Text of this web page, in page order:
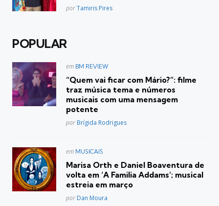
Posted
porTamiris Pires
POPULAR
Postado
em BM REVIEW
“Quem vai ficar com Mário?”: filme
traz música tema e números
musicais com uma mensagem
potente
Posted
por Brígida Rodrigues
Postado
em MUSICAIS
Marisa Orth e Daniel Boaventura de
volta em ‘A Familia Addams’; musical
estreia em março
Posted
por Dan Moura